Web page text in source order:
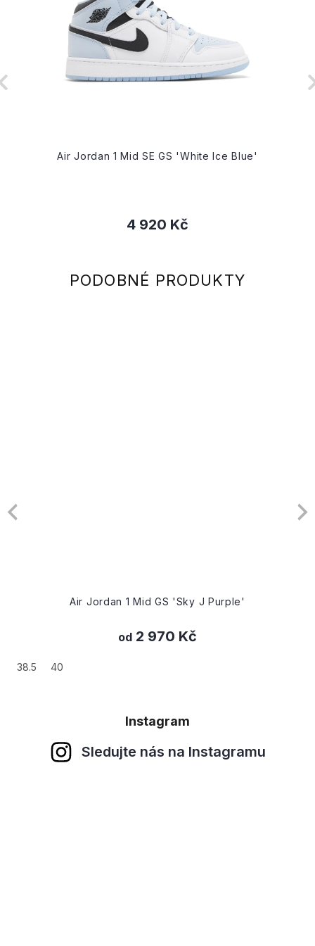
Air Jordan 1 Mid SE GS 'White Ice Blue'
4 920 Kč
Wmns Air Jordan 1 Mid 'Anti
Instagram
Sledujte nás na Instagramu